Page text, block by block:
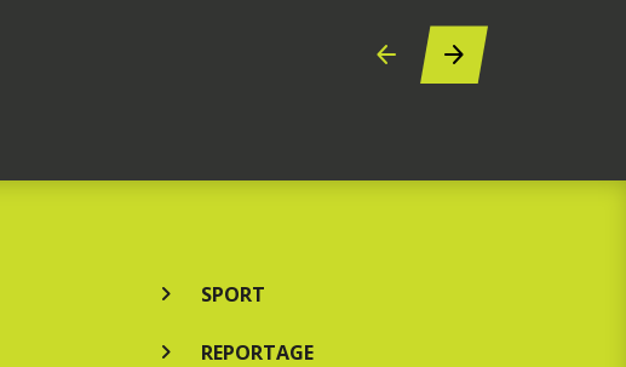
SPORT
REPORTAGE